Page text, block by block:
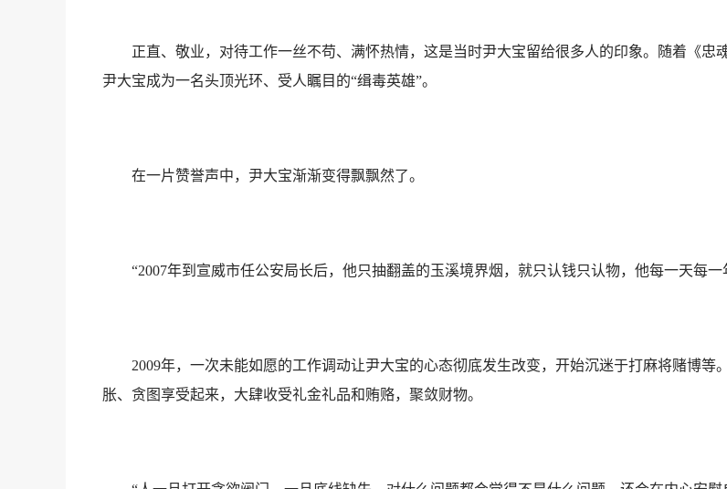
正直、敬业，对待工作一丝不苟、满怀热情，这是当时尹大宝留给很多人的印象。随着《忠
尹大宝成为一名头顶光环、受人瞩目的“缉毒英雄”。
在一片赞誉声中，尹大宝渐渐变得飘飘然了。
“2007年到宣威市任公安局长后，他只抽翻盖的玉溪境界烟，就只认钱只认物，他每一天每一
2009年，一次未能如愿的工作调动让尹大宝的心态彻底发生改变，开始沉迷于打麻将赌博等
胀、贪图享受起来，大肆收受礼金礼品和贿赂，聚敛财物。